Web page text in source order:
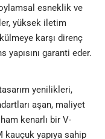
esneklik ve
yüksek iletim
karşı direnç
garanti eder.
yenilikleri,
aşan, maliyet
kenarlı bir V-
kauçuk yapıya sahip